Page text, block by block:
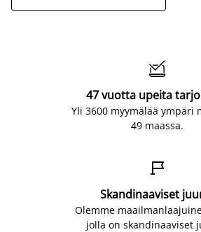

47 vuotta upeita
Yli 3600 myymälää ympäri
49 maassa.

Skandinaaviset
Olemme
jolla on skandinaaviset